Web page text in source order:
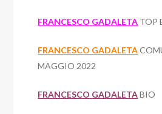
FRANCESCO GADALETA TOP
FRANCESCO GADALETA
MAGGIO 2022
FRANCESCO GADALETABIO